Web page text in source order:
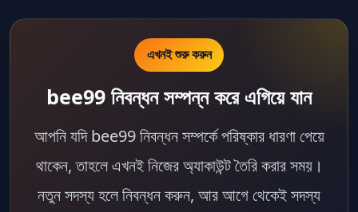
এখনই শুরু করুন
bee99 নিবন্ধন সম্পন্ন করে এগিয়ে যান
আপনি যদিbee99নিবন্ধন সম্পর্কে পরিষ্কার ধারণা পেয়ে
থাকেন, তাহলে এখনই নিজের অ্যাকাউন্ট তৈরি করার সময়।
নতুন সদস্য হলে নিবন্ধন করুন, আর আগে থেকেই সদস্য